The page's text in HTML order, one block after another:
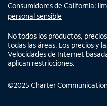
Consumidores de California:
personal sensible
No todos los productos,
todas las áreas. Los precios y
Velocidades de Internet
aplican restricciones.
©2025 Charter